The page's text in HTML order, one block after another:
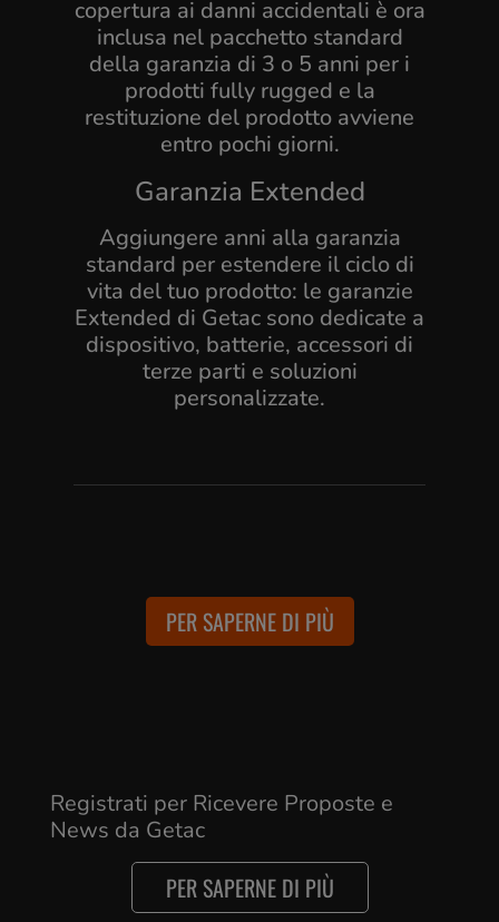
copertura ai danni accidentali è ora
inclusa nel pacchetto standard
della garanzia di 3 o 5 anni per i
prodotti fully rugged e la
restituzione del prodotto avviene
entro pochi giorni.
Garanzia Extended
Aggiungere anni alla garanzia
standard per estendere il ciclo di
vita del tuo prodotto: le garanzie
Extended di Getac sono dedicate a
dispositivo, batterie, accessori di
terze parti e soluzioni
personalizzate.
PER SAPERNE DI PIÙ
Registrati per Ricevere Proposte e
News da Getac
PER SAPERNE DI PIÙ